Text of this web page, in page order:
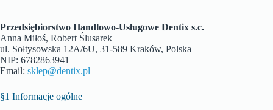
Przedsiębiorstwo Handlowo-Usługowe Dentix s.c.
Anna Miłoś, Robert Ślusarek
ul. Sołtysowska 12A/6U, 31-589 Kraków, Polska
NIP: 6782863941
Email: sklep@dentix.pl
§1 Informacje ogólne